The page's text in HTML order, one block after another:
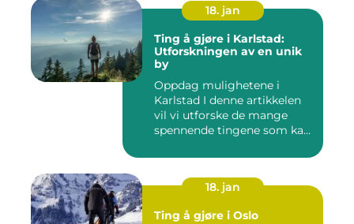
18. jan
Ting å gjøre i Karlstad:
Utforskningen av en unik
by
Oppdag mulighetene i
Karlstad I denne artikkelen
vil vi utforske de mange
spennende tingene som kan
18. jan
Ting å gjøre i Oslo